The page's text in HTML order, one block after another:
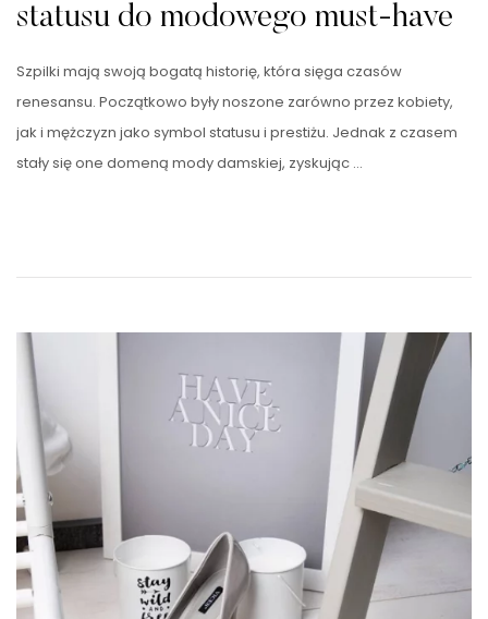
statusu do modowego must-have
Szpilki mają swoją bogatą historię, która sięga czasów
renesansu. Początkowo były noszone zarówno przez kobiety,
jak i mężczyzn jako symbol statusu i prestiżu. Jednak z czasem
stały się one domeną mody damskiej, zyskując …